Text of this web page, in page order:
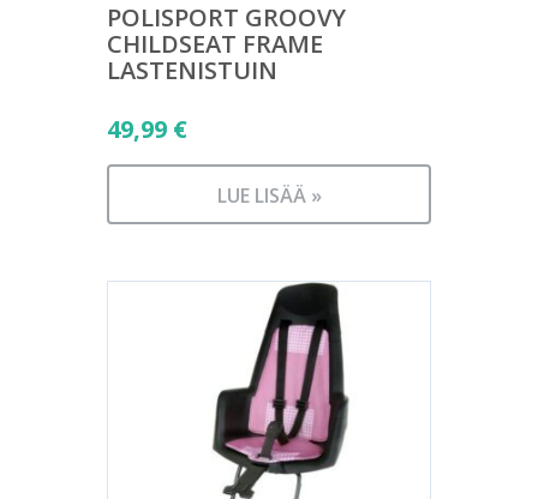
POLISPORT GROOVY
CHILDSEAT FRAME
LASTENISTUIN
49,99 €
LUE LISÄÄ »